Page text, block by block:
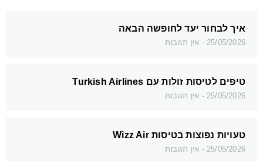
איך לבחור יעד לחופשה הבאה
25/05/2026 אין תגובות
טיפים לטיסות זולות עם Turkish Airlines
25/05/2026 אין תגובות
טעויות נפוצות בטיסות Wizz Air
25/05/2026 אין תגובות